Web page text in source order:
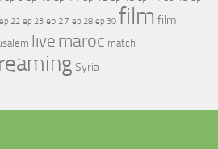
ep 22 ep 23 ep 27 ep 28 ep 30 film film
live maroc match
Syria